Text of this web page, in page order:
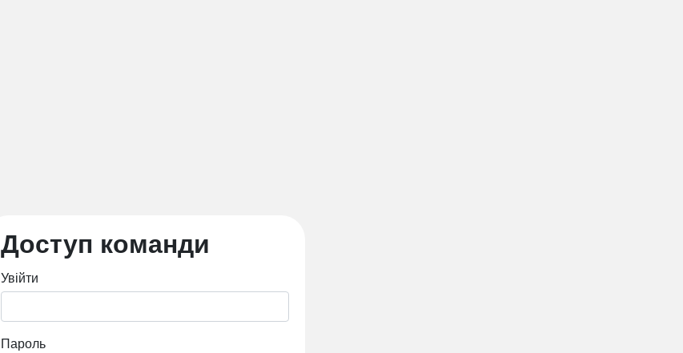
Доступ команди
Увійти
Пароль